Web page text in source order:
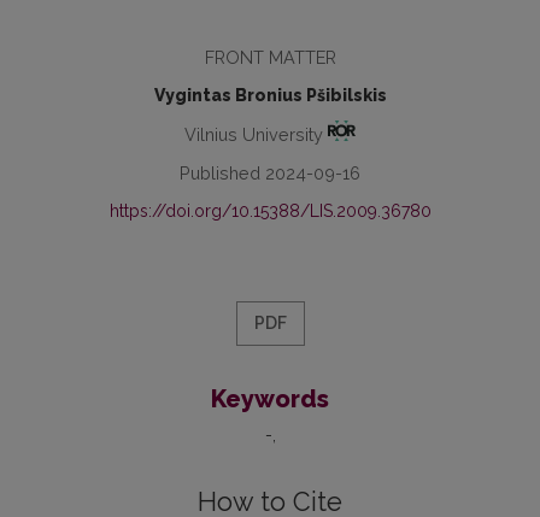
FRONT MATTER
Vygintas Bronius Pšibilskis
Vilnius University
Published 2024-09-16
https://doi.org/10.15388/LIS.2009.36780
PDF
Keywords
-
How to Cite